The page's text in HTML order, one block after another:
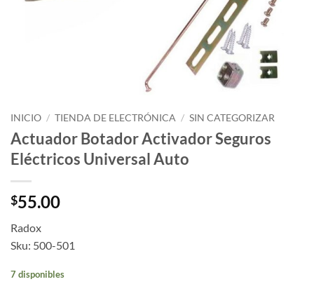
INICIO / TIENDA DE ELECTRÓNICA / SIN CATEGORIZAR
Actuador Botador Activador Seguros
Eléctricos Universal Auto
$55.00
Radox
Sku: 500-501
7 disponibles